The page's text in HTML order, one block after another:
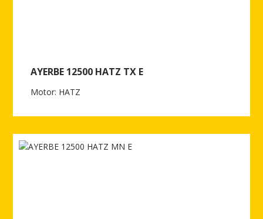
AYERBE 12500 HATZ TX E
Motor: HATZ